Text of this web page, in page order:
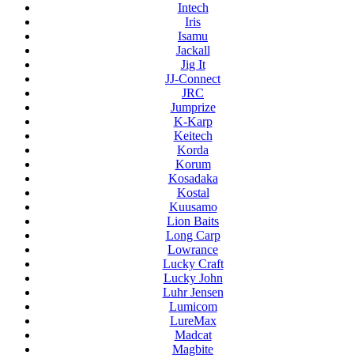
Intech
Iris
Isamu
Jackall
Jig It
JJ-Connect
JRC
Jumprize
K-Karp
Keitech
Korda
Korum
Kosadaka
Kostal
Kuusamo
Lion Baits
Long Carp
Lowrance
Lucky Craft
Lucky John
Luhr Jensen
Lumicom
LureMax
Madcat
Magbite